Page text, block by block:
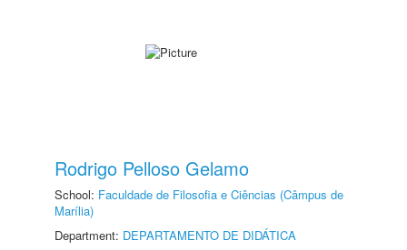
Rodrigo Pelloso Gelamo
School: Faculdade de Filosofia e Ciências (Câmpus de
Marília)
Department: DEPARTAMENTO DE DIDÁTICA